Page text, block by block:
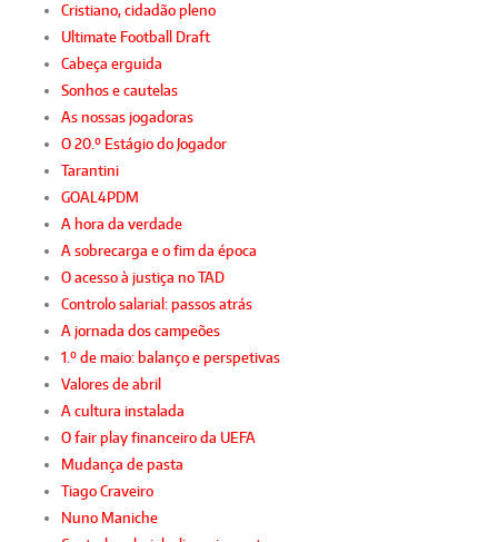
Cristiano, cidadão pleno
Ultimate Football Draft
Cabeça erguida
Sonhos e cautelas
As nossas jogadoras
O 20.º Estágio do Jogador
Tarantini
GOAL4PDM
A hora da verdade
A sobrecarga e o fim da época
O acesso à justiça no TAD
Controlo salarial: passos atrás
A jornada dos campeões
1.º de maio: balanço e perspetivas
Valores de abril
A cultura instalada
O fair play financeiro da UEFA
Mudança de pasta
Tiago Craveiro
Nuno Maniche